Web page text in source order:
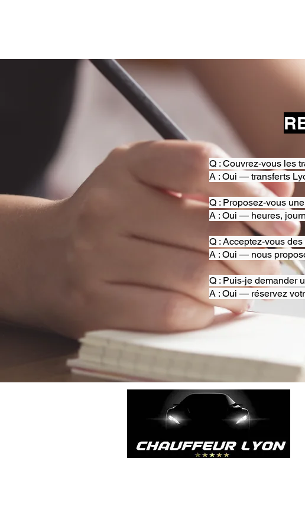
Q : Couvrez-vous les
A : Oui — transferts
Q : Proposez-vous
A : Oui — heures,
Q : Acceptez-vous
A : Oui — nous
Q : Puis-je demander
A : Oui — réservez